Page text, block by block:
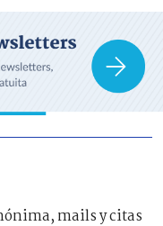
mails y citas